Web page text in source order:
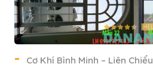
Cơ Khí Bình Minh – Liên Chiểu